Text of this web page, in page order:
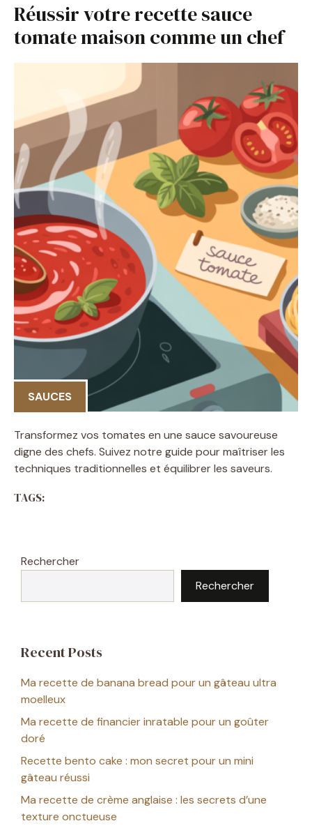
Réussir votre recette sauce
tomate maison comme un chef
SAUCES
Transformez vos tomates en une sauce savoureuse
digne des chefs. Suivez notre guide pour maîtriser les
techniques traditionnelles et équilibrer les saveurs.
TAGS:
Rechercher
Rechercher
Recent Posts
Ma recette de banana bread pour un gâteau ultra
moelleux
Ma recette de financier inratable pour un goûter
doré
Recette bento cake : mon secret pour un mini
gâteau réussi
Ma recette de crème anglaise : les secrets d’une
texture onctueuse